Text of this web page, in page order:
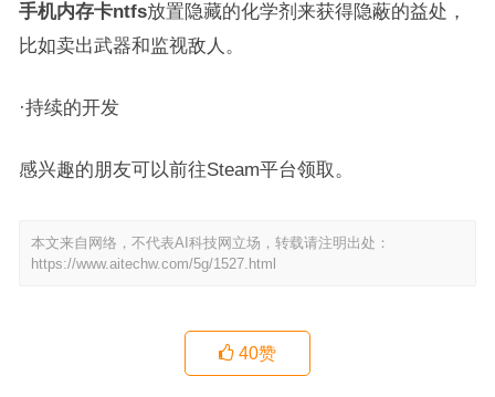
手机内存卡ntfs放置隐藏的化学剂来获得隐蔽的益处，
比如卖出武器和监视敌人。
·持续的开发
感兴趣的朋友可以前往Steam平台领取。
本文来自网络，不代表AI科技网立场，转载请注明出处：
https://www.aitechw.com/5g/1527.html
40赞